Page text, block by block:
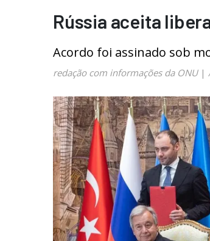
Rússia aceita
Acordo foi assinado sob
redação com informações da ONU|